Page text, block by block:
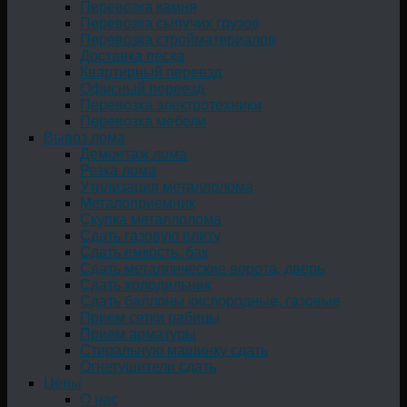
Перевозка камня
Перевозка сыпучих грузов
Перевозка стройматериалов
Доставка песка
Квартирный переезд
Офисный переезд
Перевозка электротехники
Перевозка мебели
Вывоз лома
Демонтаж лома
Резка лома
Утилизация металлолома
Металоприемник
Скупка металлолома
Сдать газовую плиту
Сдать емкость, бак
Cдать металлические ворота, дверь
Сдать холодильник
Сдать баллоны кислородные, газовые
Прием сетки рабицы
Прием арматуры
Стиральную машинку сдать
Огнетушители сдать
Цены
О нас